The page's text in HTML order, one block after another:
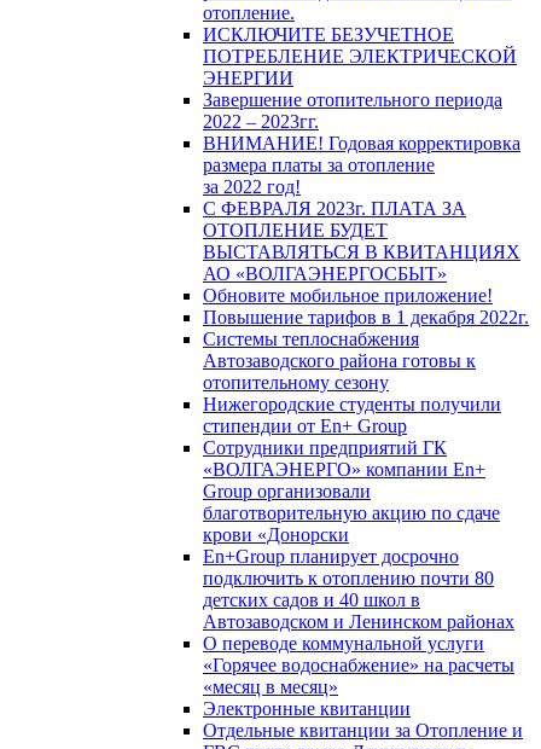
отопление.
ИСКЛЮЧИТЕ БЕЗУЧЕТНОЕ
ПОТРЕБЛЕНИЕ ЭЛЕКТРИЧЕСКОЙ
ЭНЕРГИИ
Завершение отопительного периода
2022 – 2023гг.
ВНИМАНИЕ! Годовая корректировка
размера платы за отопление
за 2022 год!
С ФЕВРАЛЯ 2023г. ПЛАТА ЗА
ОТОПЛЕНИЕ БУДЕТ
ВЫСТАВЛЯТЬСЯ В КВИТАНЦИЯХ
АО «ВОЛГАЭНЕРГОСБЫТ»
Обновите мобильное приложение!
Повышение тарифов в 1 декабря 2022г.
Системы теплоснабжения
Автозаводского района готовы к
отопительному сезону
Нижегородские студенты получили
стипендии от En+ Group
Сотрудники предприятий ГК
«ВОЛГАЭНЕРГО» компании En+
Group организовали
благотворительную акцию по сдаче
крови «Донорски
En+Group планирует досрочно
подключить к отоплению почти 80
детских садов и 40 школ в
Автозаводском и Ленинском районах
О переводе коммунальной услуги
«Горячее водоснабжение» на расчеты
«месяц в месяц»
Электронные квитанции
Отдельные квитанции за Отопление и